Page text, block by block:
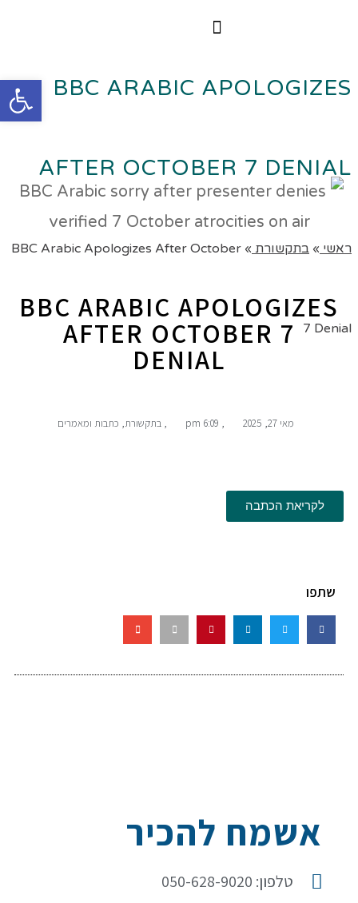
BBC ARABIC APOLOGIZES
AFTER OCTOBER 7 DENIAL
ראשי » בתקשורת »
BBC Arabic Apologizes After October
7 Denial
BBC ARABIC APOLOGIZES
AFTER OCTOBER 7
DENIAL
מאי 27, 2025 ,
6:09 pm
, בתקשורת, כתבות ומאמרים
לקריאת הכתבה
שתפו
אשמח להכיר
טלפון: 050-628-9020
פתח